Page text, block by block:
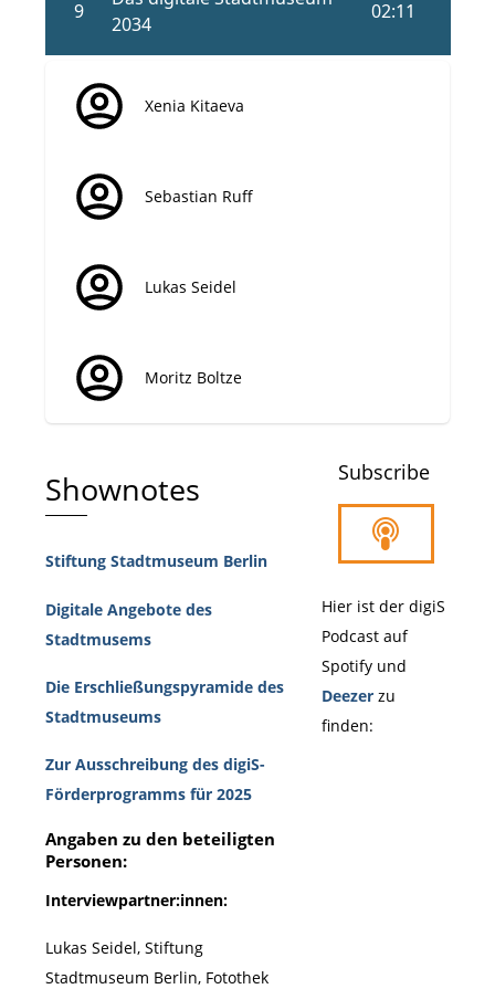
Xenia Kitaeva
Sebastian Ruff
Lukas Seidel
Moritz Boltze
Shownotes
Stiftung Stadtmuseum Berlin
Digitale Angebote des
Stadtmusems
Die Erschließungspyramide des
Stadtmuseums
Zur Ausschreibung des digiS-
Förderprogramms für 2025
Angaben zu den beteiligten
Personen:
Interviewpartner:innen:
Lukas Seidel, Stiftung
Stadtmuseum Berlin, Fotothek
Subscribe
Hier ist der digiS
Podcast auf
Spotify und
Deezerzu
finden: